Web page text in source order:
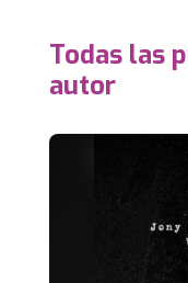
Todas las
autor